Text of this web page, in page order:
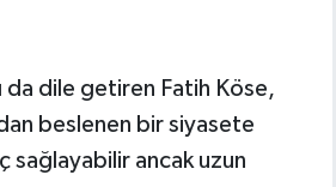
da dile getiren Fatih Köse,
beslenen bir siyasete
sağlayabilir ancak uzun